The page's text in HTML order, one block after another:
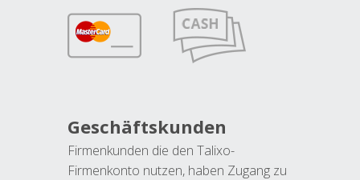
Geschäftskunden
Firmenkunden die den Talixo-
Firmenkonto nutzen, haben Zugang zu